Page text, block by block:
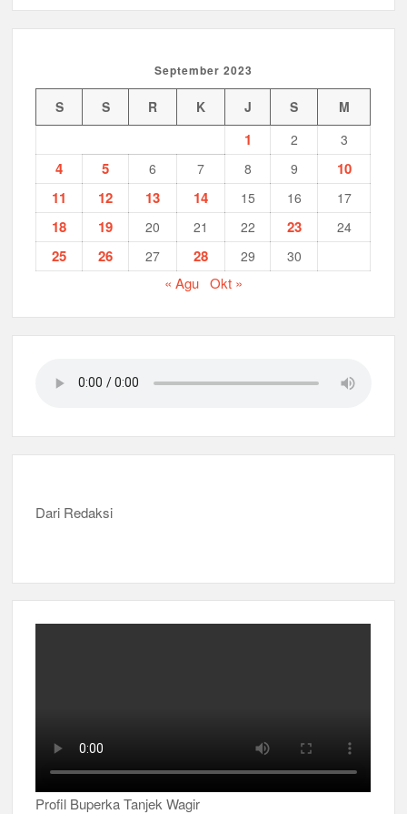
September 2023
S S R K J S M
1 2 3
4 5 6 7 8 9
10
11
12 13 14 15 16 17
18 19 20 21 22 23 24
25 26 27 28 29 30
« Agu Okt »
Dari Redaksi
Profil Buperka Tanjek Wagir